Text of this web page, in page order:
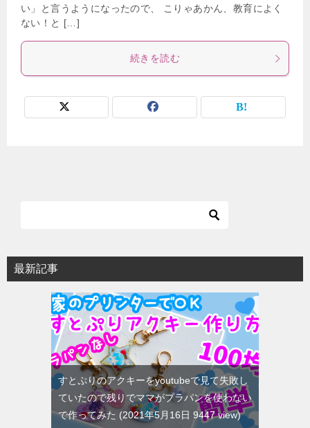
い」と言うようになったので、 こりゃあかん、教育によく
ない！と […]
続きを読む
最新記事
すとぷりのアクキーをyoutubeで見て失敗し
ていたので残りでママがプラパンを使わない
で作ってみた
2021年5月16日 9447 view